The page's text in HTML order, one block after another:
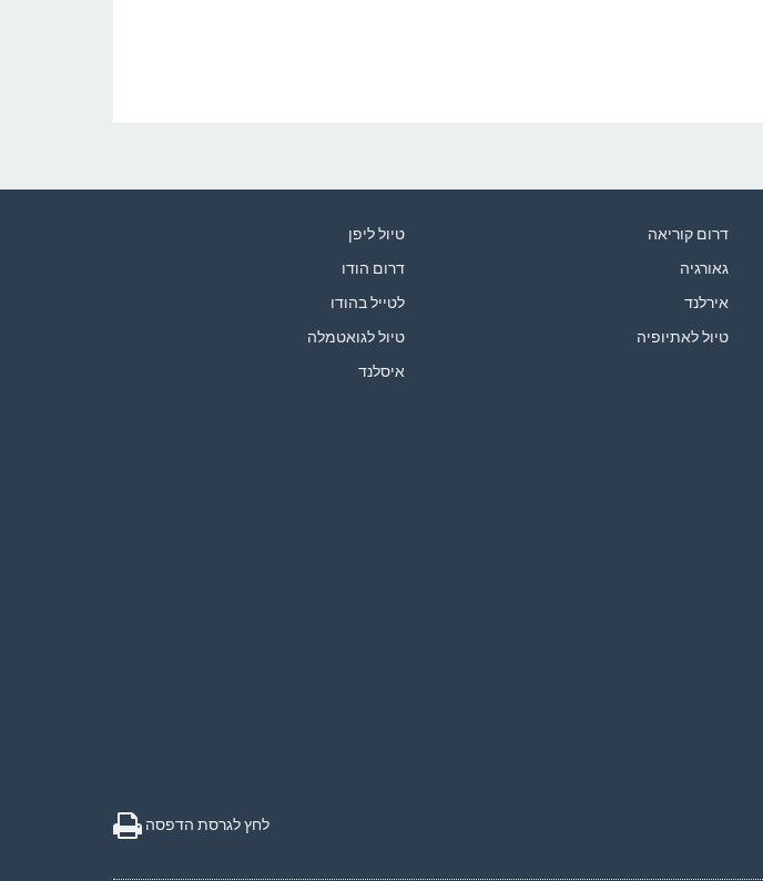
דרום קוריאה
גאורגיה
אירלנד
טיול לאתיופיה
טיול ליפן
דרום הודו
לטייל בהודו
טיול לגואטמלה
איסלנד
לחץ לגרסת הדפסה